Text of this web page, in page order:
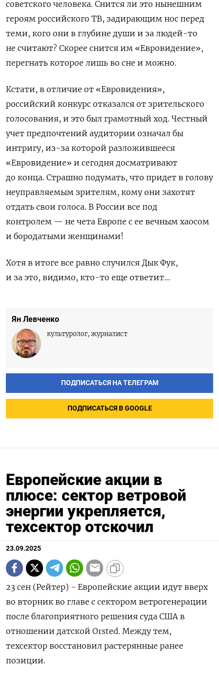
советского человека. Снится ли это нынешним
героям российского ТВ, задирающим нос перед
теми, кого они в глубине души и за людей-то
не считают? Скорее снится им «Евровидение»,
перегнать которое лишь во сне и можно.
Кстати, в отличие от «Евровидения»,
российский конкурс отказался от зрительского
голосования, и это был грамотный ход. Честный
учет предпочтений аудитории означал бы
интригу, из-за которой разложившееся
«Евровидение» и сегодня досматривают
до конца. Страшно подумать, что придет в голову
неуправляемым зрителям, кому они захотят
отдать свои голоса. В России все под
контролем — не чета Европе с ее вечным хаосом
и бородатыми женщинами!
Хотя в итоге все равно случился Дык Фук,
и за это, видимо, кто-то еще ответит…
Ян Левченко
культуролог, журналист
ПОДПИСАТЬСЯ НА ТЕЛЕГРАМ
ПОДПИСАТЬСЯ В GOOGLE
Европейские акции в
плюсе: сектор ветровой
энергии укрепляется,
техсектор отскочил
23.09.2025
23 сен (Рейтер) - Европейские акции идут вверх
во вторник во главе с сектором ветрогенерации
после благоприятного решения суда США в
отношении датской Orsted. Между тем,
техсектор восстановил растерянные ранее
позиции.